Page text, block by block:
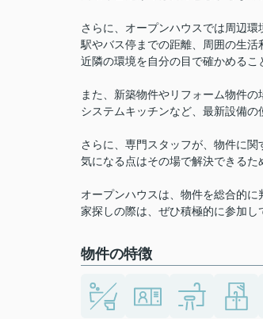
さらに、オープンハウスでは周辺環
駅やバス停までの距離、周囲の生活
近隣の環境を自分の目で確かめるこ
また、新築物件やリフォーム物件
システムキッチンなど、最新設備の
さらに、専門スタッフが、物件に関
気になる点はその場で解決できるた
オープンハウスは、物件を総合的に
家探しの際は、ぜひ積極的に参加し
物件の特徴